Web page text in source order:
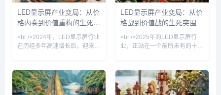
衡。更引人注目的是，Micro
LED技术已从实验室走向小规模
商用，苹果、三星等巨头纷纷加
40%。此外，COB封装与
MIP（Micro in Package）路线
之争愈演愈烈，但二者共同推动
LED显示屏产业变局：从价
格内卷到价值重构的生死竞
速
<br />2024年，LED显示屏行业
在历经多年高速增长后，迎来深
热化，部分厂商毛利率跌破
15%，而P0.9以下微间距市场
却保持30%以上增速。利亚德、
LED显示屏产业变局：从价
格战到价值战的生死突围
<br />2025年的LED显示屏行
业，正站在一个前所未有的十字
今，传统小间距LED的毛利空间
已被极度压缩，价格战不再是万
能钥匙。最新行业数据显示，